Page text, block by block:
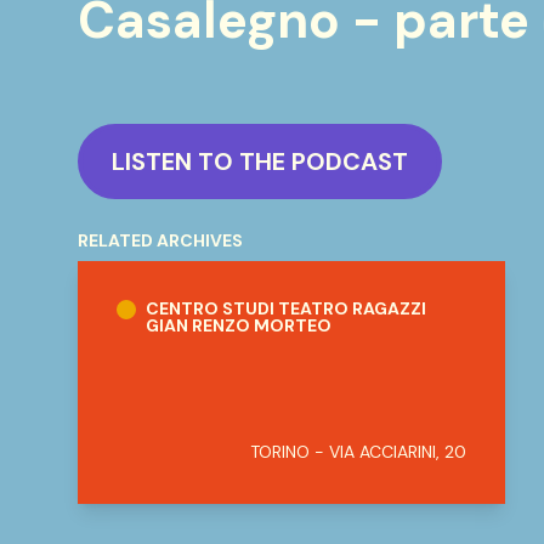
Casalegno -
LISTEN TO THE PODCAST
RELATED ARCHIVES
CENTRO STUDI TEATRO RAGAZZI
GIAN RENZO MORTEO
TORINO - VIA ACCIARINI, 20